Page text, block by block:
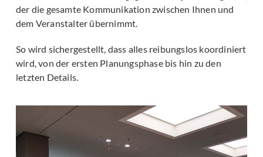
der die gesamte Kommunikation zwischen Ihnen und
dem Veranstalter übernimmt.
So wird sichergestellt, dass alles reibungslos koordiniert
wird, von der ersten Planungsphase bis hin zu den
letzten Details.